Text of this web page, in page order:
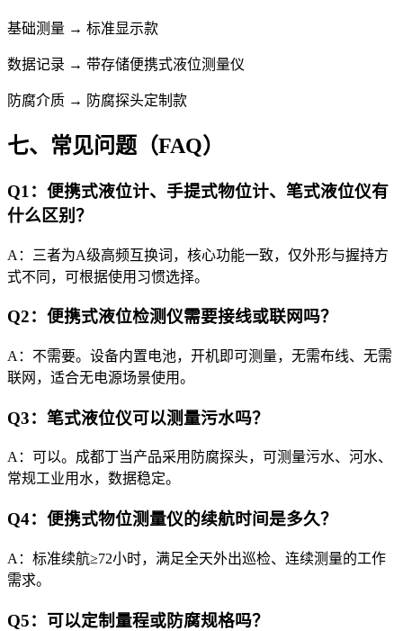
基础测量 → 标准显示款
数据记录 → 带存储便携式液位测量仪
防腐介质 → 防腐探头定制款
七、常见问题（FAQ）
Q1：便携式液位计、手提式物位计、笔式液位仪有
什么区别？
A：三者为A级高频互换词，核心功能一致，仅外形与握持方
式不同，可根据使用习惯选择。
Q2：便携式液位检测仪需要接线或联网吗？
A：不需要。设备内置电池，开机即可测量，无需布线、无需
联网，适合无电源场景使用。
Q3：笔式液位仪可以测量污水吗？
A：可以。成都丁当产品采用防腐探头，可测量污水、河水、
常规工业用水，数据稳定。
Q4：便携式物位测量仪的续航时间是多久？
A：标准续航≥72小时，满足全天外出巡检、连续测量的工作
需求。
Q5：可以定制量程或防腐规格吗？